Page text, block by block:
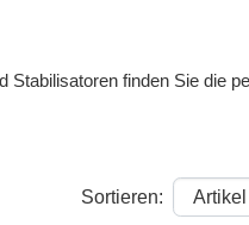
finden Sie die
Sortieren: